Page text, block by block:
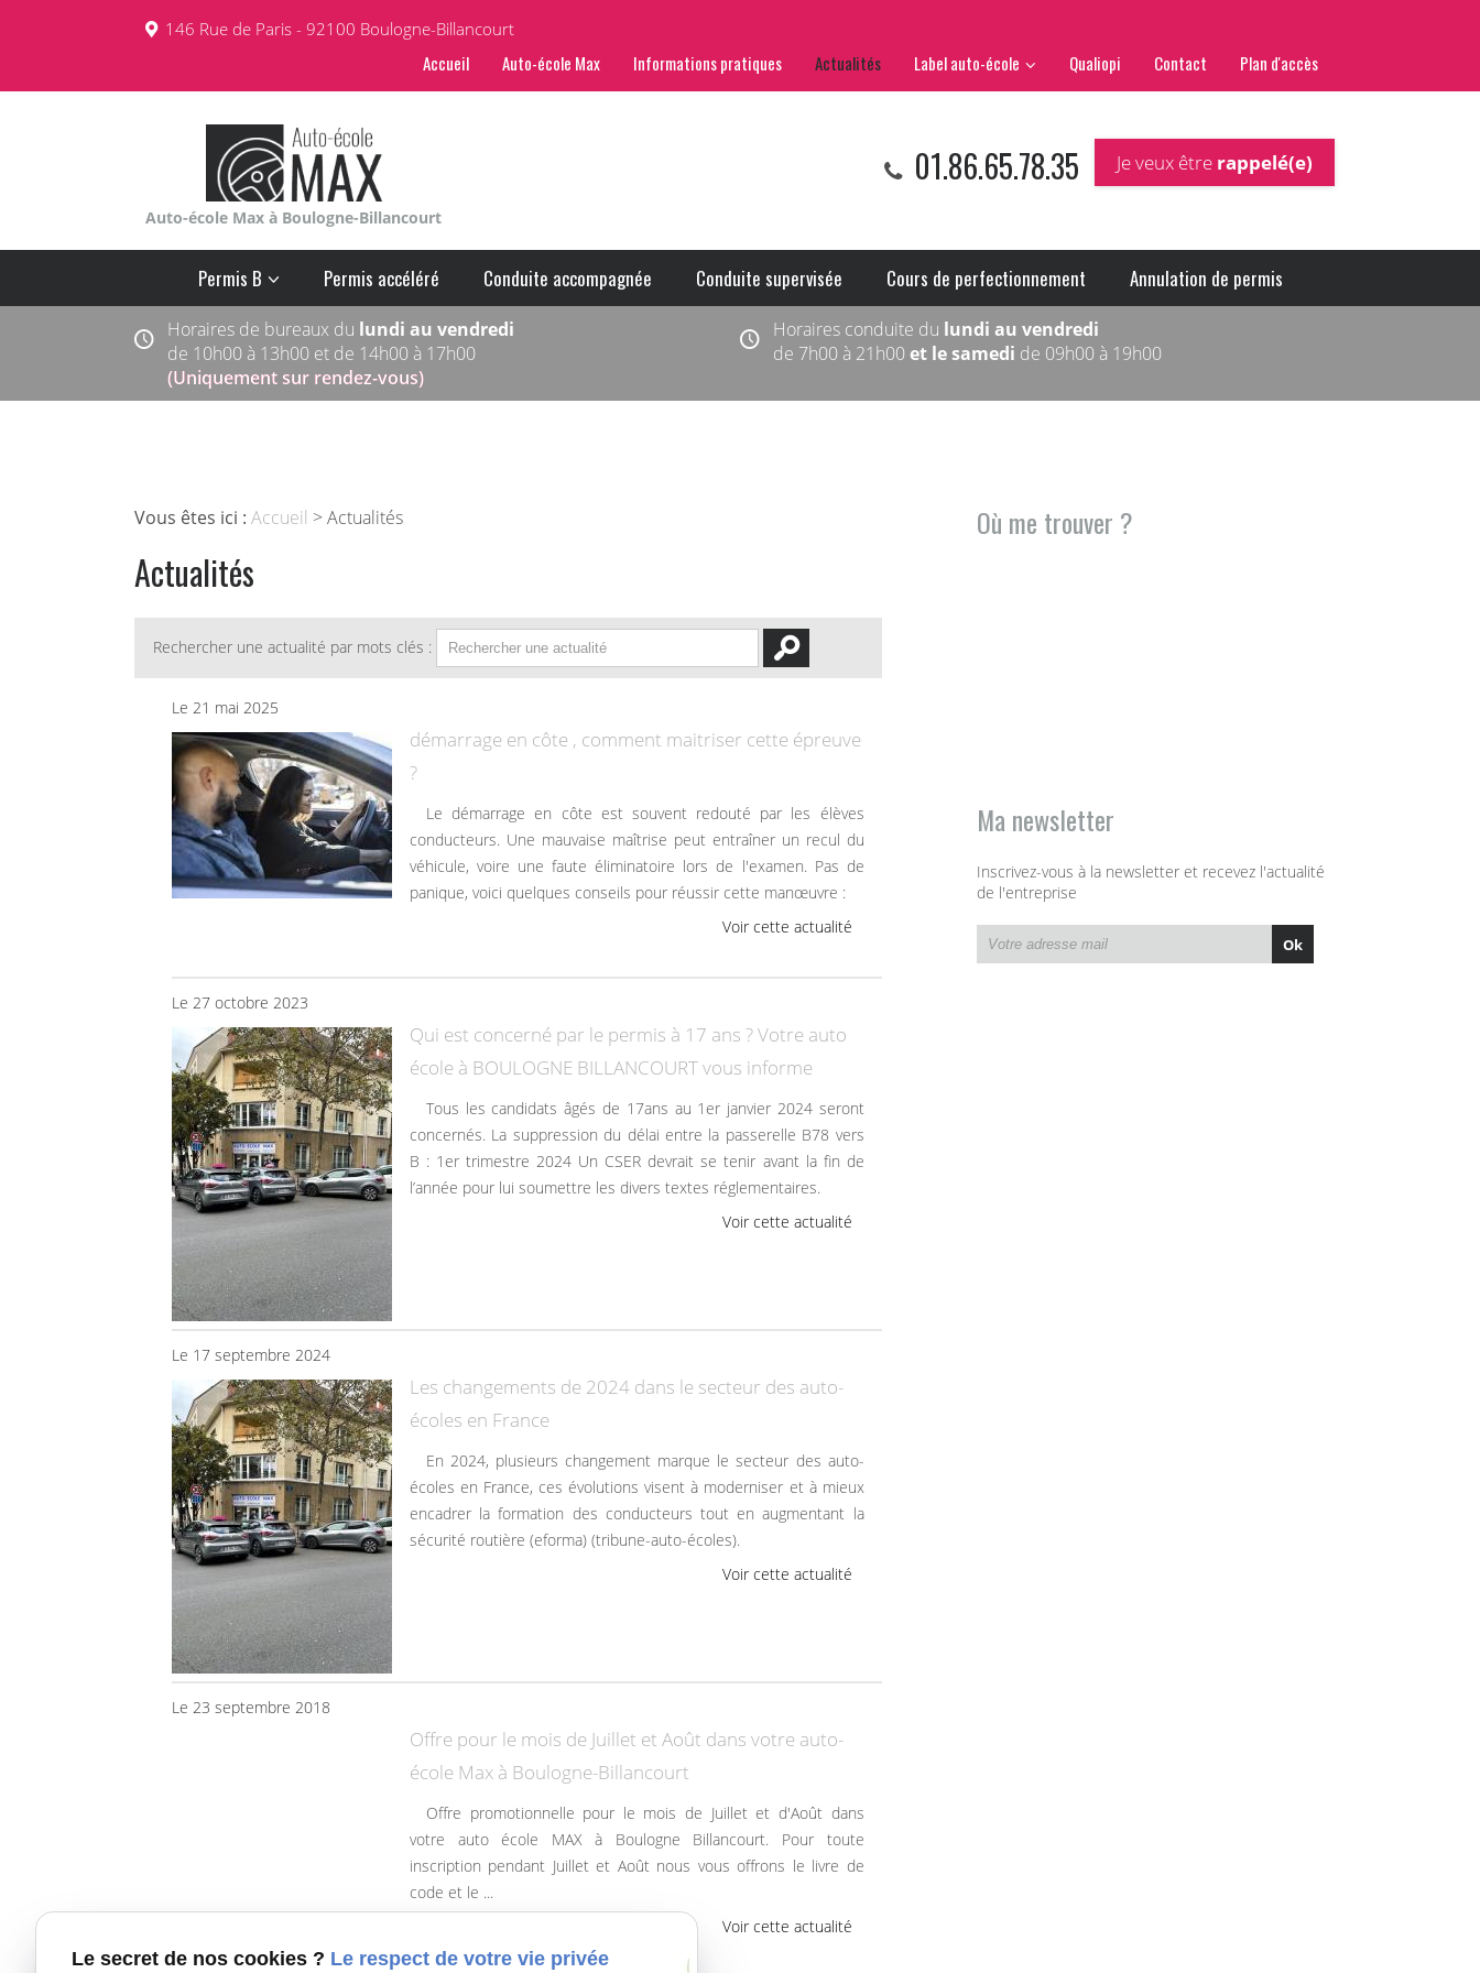
146 Rue de Paris - 92100 Boulogne-Billancourt
Accueil Auto-école Max Informations pratiques Actualités Label auto-école Qualiopi Contact Plan d'accès
Auto-école Max à Boulogne-Billancourt
01.86.65.78.35 Je veux être rappelé(e)
Permis B Permis accéléré Conduite accompagnée Conduite supervisée Cours de perfectionnement Annulation de permis
Horaires de bureaux du lundi au vendredi
de 10h00 à 13h00 et de 14h00 à 17h00
(Uniquement sur rendez-vous)
Horaires conduite du lundi au vendredi
de 7h00 à 21h00et le samedi de 09h00 à 19h00
Vous êtes ici : Accueil > Actualités
Actualités
Rechercher une actualité par mots clés :
Le 21 mai 2025
démarrage en côte , comment maitriser cette épreuve
?
Le démarrage en côte est souvent redouté par les élèves
conducteurs. Une mauvaise maîtrise peut entraîner un recul du
véhicule, voire une faute éliminatoire lors de l'examen. Pas de
panique, voici quelques conseils pour réussir cette manœuvre :
Voir cette actualité
Le 27 octobre 2023
Qui est concerné par le permis à 17 ans ? Votre auto
école à BOULOGNE BILLANCOURT vous informe
tous les candidats âgés de 17ans au 1er janvier 2024 seront
concernés. La suppression du délai entre la passerelle B78 vers
B : 1er trimestre 2024 Un CSER devrait se tenir avant la fin de
l’année pour lui soumettre les divers textes réglementaires.
Voir cette actualité
Le 17 septembre 2024
Les changements de 2024 dans le secteur des auto-
écoles en France
En 2024, plusieurs changement marque le secteur des auto-
écoles en France, ces évolutions visent à moderniser et à mieux
encadrer la formation des conducteurs tout en augmentant la
sécurité routière (eforma) (tribune-auto-écoles).
Voir cette actualité
Le 23 septembre 2018
Offre pour le mois de Juillet et Août dans votre auto-
école Max à Boulogne-Billancourt
Offre promotionnelle pour le mois de Juillet et d'Août dans
votre auto école MAX à Boulogne Billancourt. Pour toute
inscription pendant Juillet et Août nous vous offrons le livre de
code et le ...
Voir cette actualité
Où me trouver ?
Ma newsletter
Inscrivez-vous à la newsletter et recevez l'actualité
de l'entreprise
Le secret de nos cookies ? Le respect de votre vie privée